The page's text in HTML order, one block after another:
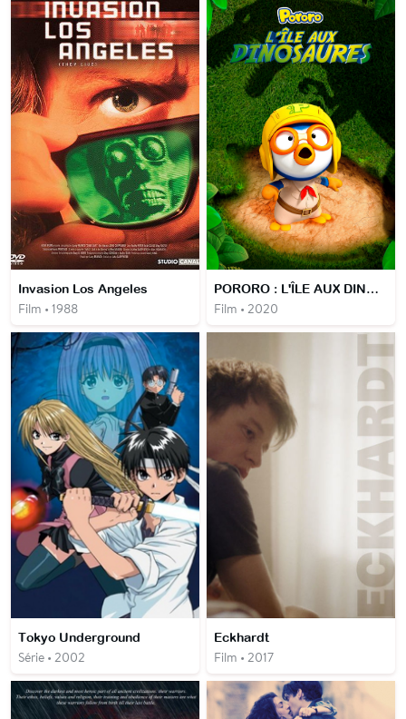
Invasion Los Angeles
Film • 1988
PORORO : L'ÎLE AUX DINOSAURES
Film • 2020
Tokyo Underground
Série • 2002
Eckhardt
Film • 2017